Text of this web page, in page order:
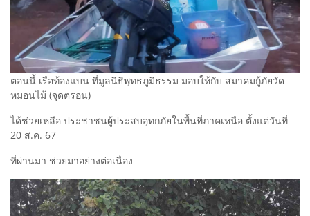
ตอนนี้ เรือท้องแบน ที่มูลนิธิพุทธภูมิธรรม มอบให้กับ สมาคมกู้ภัยวัด
หมอนไม้ (จุดตรอน)
ได้ช่วยเหลือ ประชาชนผู้ประสบอุทกภัยในพื้นที่ภาคเหนือ ตั้งแต่​วันที่
20​ ส.ค. 67
ที่ผ่านมา ช่วยมาอย่างต่อเนื่อง